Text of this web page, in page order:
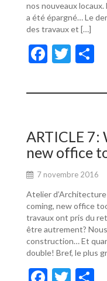
nos nouveaux
a été épargné… Le
des travaux et […]
F
e
o
o
k
T
itt
ARTICLE
new office
7 novembre 2016
Atelier
coming, new office
travaux ont pris du
être autrement?
construction… Et
double! Bref, le plus